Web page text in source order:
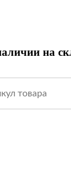
на